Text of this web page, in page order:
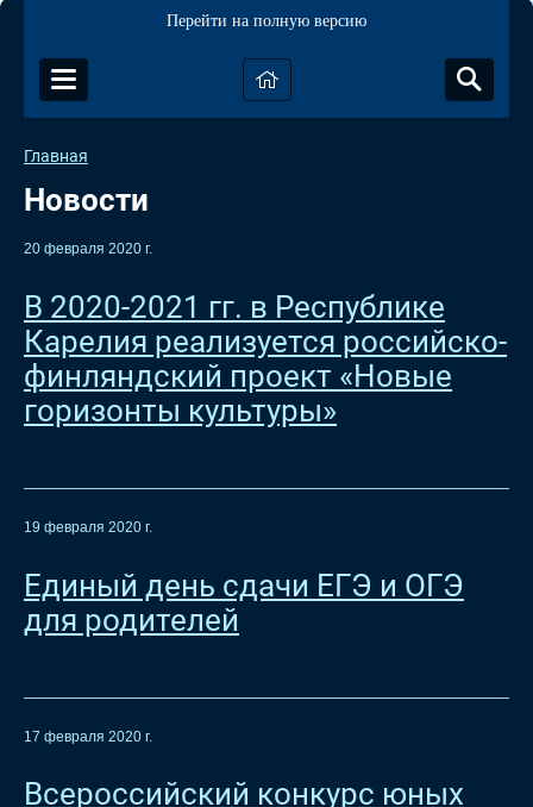
Перейти на полную версию
Главная
Новости
20 февраля 2020 г.
В 2020-2021 гг. в Республике
Карелия реализуется российско-
финляндский проект «Новые
горизонты культуры»
19 февраля 2020 г.
Единый день сдачи ЕГЭ и ОГЭ
для родителей
17 февраля 2020 г.
Всероссийский конкурс юных